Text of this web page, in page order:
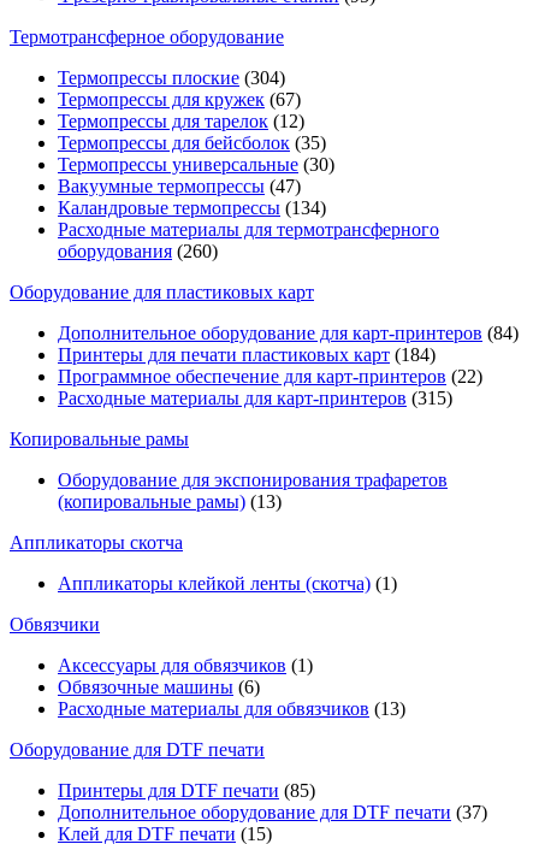
Термотрансферное оборудование
Термопрессы плоские (304)
Термопрессы для кружек (67)
Термопрессы для тарелок (12)
Термопрессы для бейсболок (35)
Термопрессы универсальные (30)
Вакуумные термопрессы (47)
Каландровые термопрессы (134)
Расходные материалы для термотрансферного
оборудования (260)
Оборудование для пластиковых карт
Дополнительное оборудование для карт-принтеров (84)
Принтеры для печати пластиковых карт (184)
Программное обеспечение для карт-принтеров (22)
Расходные материалы для карт-принтеров (315)
Копировальные рамы
Оборудование для экспонирования трафаретов
(копировальные рамы) (13)
Аппликаторы скотча
Аппликаторы клейкой ленты (скотча) (1)
Обвязчики
Аксессуары для обвязчиков (1)
Обвязочные машины (6)
Расходные материалы для обвязчиков (13)
Оборудование для DTF печати
Принтеры для DTF печати (85)
Дополнительное оборудование для DTF печати (37)
Клей для DTF печати (15)